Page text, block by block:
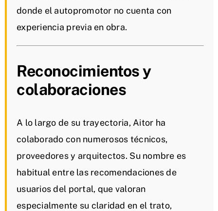
donde el autopromotor no cuenta con
experiencia previa en obra.
Reconocimientos y
colaboraciones
A lo largo de su trayectoria, Aitor ha
colaborado con numerosos técnicos,
proveedores y arquitectos. Su nombre es
habitual entre las recomendaciones de
usuarios del portal, que valoran
especialmente su claridad en el trato,